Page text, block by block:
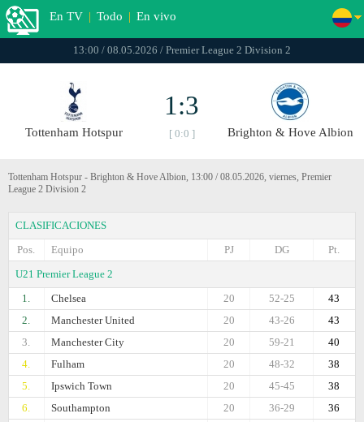
En TV | Todo | En vivo
13:00 / 08.05.2026 / Premier League 2 Division 2
Tottenham Hotspur
1:3
[ 0:0 ] Brighton & Hove Albion
Tottenham Hotspur - Brighton & Hove Albion, 13:00 / 08.05.2026, viernes, Premier
League 2 Division 2
CLASIFICACIONES
Pos.
Equipo Pt.
DG
PJ
U21 Premier League 2
1.
Chelsea 43
52-25
20
2.
Manchester United 43
43-26
20
3.
Manchester City 40
59-21
20
4.
Fulham 38
48-32
20
5.
Ipswich Town 38
45-45
20
6.
Southampton 36
36-29
20